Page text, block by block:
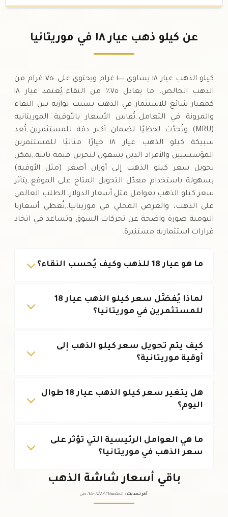
٣,٩١٤,٢٥٠.٠٠ أوقية
عن كيلو ذهب عيار ١٨ في موريتانيا
كيلو الذهب عيار ١٨ يساوي ١٠٠٠ غرام ويحتوي على ٧٥٠ غرام من
الذهب الخالص، ما يعادل ٧٥٪ من النقاء.,يُعتمد عيار ١٨
كمعيار شائع للاستثمار في الذهب بسبب توازنه بين النقاء
والمرونة في التعامل.,تُقاس الأسعار بالأوقية الموريتانية
(MRU) وتُحدّث لحظيًا لضمان أكبر دقة للمستثمرين.,تُعد
سبيكة كيلو الذهب عيار ١٨ خيارًا مثاليًا للمستثمرين
المؤسسيين والأفراد الذين يسعون لتخزين قيمة ثابتة.,يمكن
تحويل سعر كيلو الذهب إلى أوزان أصغر (مثل الأوقية)
بسهولة باستخدام معدّل التحويل المتاح على الموقع.,يتأثر
سعر كيلو الذهب بعوامل مثل أسعار الدولار، الطلب العالمي
على الذهب، والعرض المحلي في موريتانيا.,تُعطي أسعارنا
اليومية صورة واضحة عن تحركات السوق وتساعد في اتخاذ
قرارات استثمارية مستنيرة.
ما هو عيار 18 للذهب وكيف يُحسب النقاء؟
لماذا يُفضَّل سعر كيلو الذهب عيار 18
للمستثمرين في موريتانيا؟
كيف يتم تحويل سعر كيلو الذهب إلى
أوقية موريتانية؟
هل يتغير سعر كيلو الذهب عيار 18 طوال
اليوم؟
ما هي العوامل الرئيسية التي تؤثر على
سعر الذهب في موريتانيا؟
باقي أسعار شاشة الذهب
آخر تحديث : الجمعة ٠٧ /٠٨/٢٠٢٦ - ٠٦:٠٥ ص